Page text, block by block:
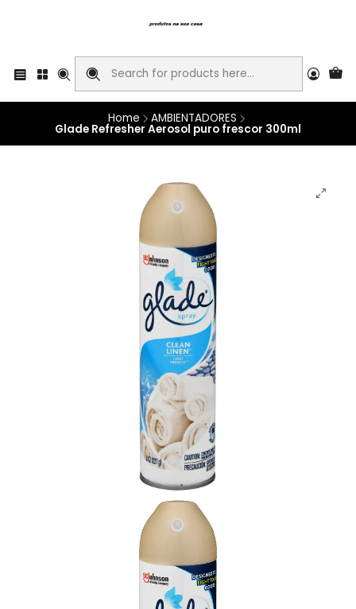
Home AMBIENTADORES
Glade Refresher Aerosol puro frescor 300ml